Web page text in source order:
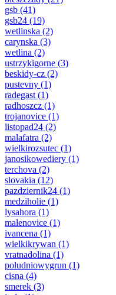
gsb (41)
gsb24 (19)
wetlinska (2)
carynska (3)
wetlina (2)
ustrzykigorne (3)
beskidy-cz (2)
pustevny (1)
radegast (1)
radhoszcz (1)
trojanovice (1)
listopad24 (2)
malafatra (2)
wielkirozsutec (1)
janosikowediery (1)
terchova (2)
slovakia (12)
pazdziernik24 (1)
medziholie (1)
lysahora (1)
malenovice (1)
ivancena (1)
wielkikrywan (1)
vratnadolina (1)
poludniowygrun (1)
cisna (4)
smerek (3)